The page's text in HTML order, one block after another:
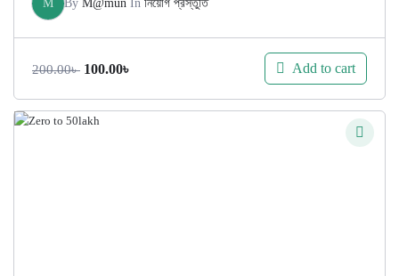
M By M@mun In নিয়োগ প্রস্তুতি
200.00৳ Original
was:
100.00৳
is:
Add to cart